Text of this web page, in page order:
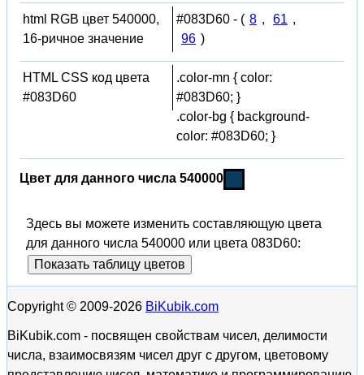
html RGB цвет 540000,
16-ричное значение
#083D60 - ( 8 , 61 ,
96 )
HTML CSS код цвета
#083D60
.color-mn { color:
#083D60; }
.color-bg { background-
color: #083D60; }
Цвет для данного числа 540000
Здесь вы можете изменить составляющую цвета
для данного числа 540000 или цвета 083D60:
Показать таблицу цветов
Copyright © 2009-2026 BiKubik.com
BiKubik.com - посвящен свойствам чисел, делимости
числа, взаимосвязям чисел друг с другом, цветовому